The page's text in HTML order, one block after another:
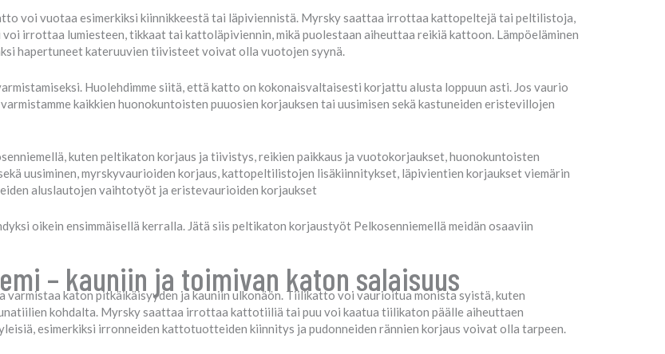
voi vuotaa esimerkiksi kiinnikkeestä tai läpiviennistä. Myrsky saattaa irrottaa kattopeltejä tai peltilistoja,
irrottaa lumiesteen, tikkaat tai kattoläpiviennin, mikä puolestaan aiheuttaa reikiä kattoon. Lämpöeläminen
hapertuneet kateruuvien tiivisteet voivat olla vuotojen syynä.
Huolehdimme siitä, että katto on kokonaisvaltaisesti korjattu alusta loppuun asti. Jos vaurio
kaikkien huonokuntoisten puuosien korjauksen tai uusimisen sekä kastuneiden eristevillojen
kuten peltikaton korjaus ja tiivistys, reikien paikkaus ja vuotokorjaukset, huonokuntoisten
uusiminen, myrskyvaurioiden korjaus, kattopeltilistojen lisäkiinnitykset, läpivientien korjaukset viemärin
aluslautojen vaihtotyöt ja eristevaurioiden korjaukset
oikein ensimmäisellä kerralla. Jätä siis peltikaton korjaustyöt Pelkosenniemellä meidän osaaviin
– kauniin ja toimivan katon salaisuus
varmistaa katon pitkäikäisyyden ja kauniin ulkonäön. Tiilikatto voi vaurioitua monista syistä, kuten
kohdalta. Myrsky saattaa irrottaa kattotiiliä tai puu voi kaatua tiilikaton päälle aiheuttaen
esimerkiksi irronneiden kattotuotteiden kiinnitys ja pudonneiden rännien korjaus voivat olla tarpeen.